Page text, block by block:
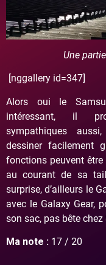
Une
[nggallery id=347]
Alors oui le
intéressant, il
sympathiques
dessiner facilement
fonctions peuvent
au courant de sa
surprise, d’ailleurs le
avec le Galaxy Gear,
son sac, pas bête
Ma note : 17 / 20